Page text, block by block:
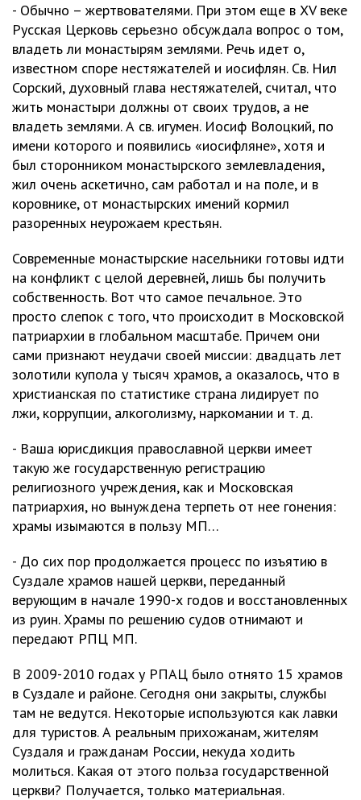
- Обычно – жертвователями. При этом еще в XV веке
Русская Церковь серьезно обсуждала вопрос о том,
владеть ли монастырям землями. Речь идет о,
известном споре нестяжателей и иосифлян. Св. Нил
Сорский, духовный глава нестяжателей, считал, что
жить монастыри должны от своих трудов, а не
владеть землями. А св. игумен. Иосиф Волоцкий, по
имени которого и появились «иосифляне», хотя и
был сторонником монастырского землевладения,
жил очень аскетично, сам работал и на поле, и в
коровнике, от монастырских имений кормил
разоренных неурожаем крестьян.
Современные монастырские насельники готовы идти
на конфликт с целой деревней, лишь бы получить
собственность. Вот что самое печальное. Это
просто слепок с того, что происходит в Московской
патриархии в глобальном масштабе. Причем они
сами признают неудачи своей миссии: двадцать лет
золотили купола у тысяч храмов, а оказалось, что в
христианская по статистике страна лидирует по
лжи, коррупции, алкоголизму, наркомании и т. д.
- Ваша юрисдикция православной церкви имеет
такую же государственную регистрацию
религиозного учреждения, как и Московская
патриархия, но вынуждена терпеть от нее гонения:
храмы изымаются в пользу МП…
- До сих пор продолжается процесс по изъятию в
Суздале храмов нашей церкви, переданный
верующим в начале 1990-х годов и восстановленных
из руин. Храмы по решению судов отнимают и
передают РПЦ МП.
В 2009-2010 годах у РПАЦ было отнято 15 храмов
в Суздале и районе. Сегодня они закрыты, службы
там не ведутся. Некоторые используются как лавки
для туристов. А реальным прихожанам, жителям
Суздаля и гражданам России, некуда ходить
молиться. Какая от этого польза государственной
церкви? Получается, только материальная.